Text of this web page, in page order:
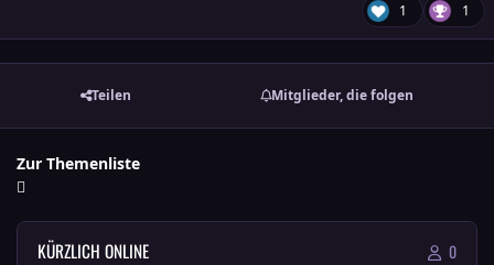
1 1
Teilen Mitglieder, die folgen
Zur Themenliste
KÜRZLICH ONLINE 0